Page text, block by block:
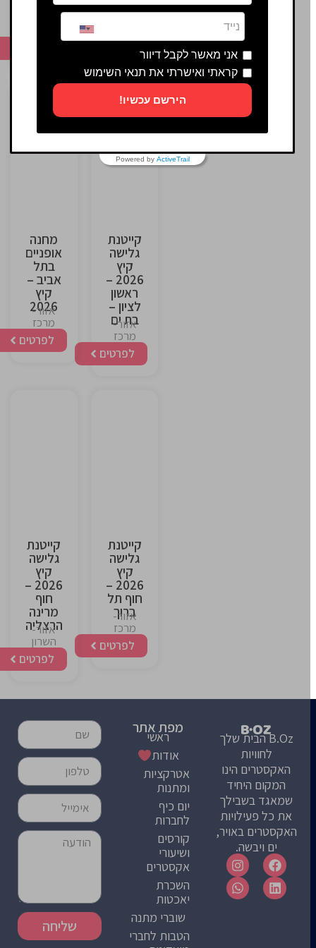
השרון
אכדיה
אזור-
This
is
the
קייטנת
גלישה
קיץ
2026 –
ראשון
לציון –
בת ים
אזור-
מרכז
לפרטים
This
is
מחנה
אופניים
בתל
אביב –
קיץ
2026
אזור-
מרכז
לפרטים
קייטנת
גלישה
קיץ
2026 –
חוף תל
ברוך
אזור-
מרכז
לפרטים
קייטנת
גלישה
קיץ
2026 –
חוף
מרינה
הרצליה
אזור-
השרון
לפרטים
B.Oz הבית שלך
לחוויות
האקסטרים הינו
המקום היחיד
שמאגד בשבילך
את כל פעילויות
האקסטרים באויר,
ים ויבשה.
מפת אתר
ראשי
אודות
אטרקציות
ומתנות
יום כיף
לחברות
קורסים
ושיעורי
אקסטרים
השכרת
יאכטות
שוברי מתנה
הטבות לחברי
שליחה
אני מאשר לקבל דיוור
קראתי ואישרתי את תנאי השימוש
הירשם עכשיו!
Powered byActiveTrail